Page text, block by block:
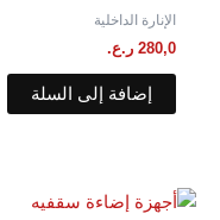
الإنارة الداخلية
280,0 ر.ع.
إضافة إلى السلة